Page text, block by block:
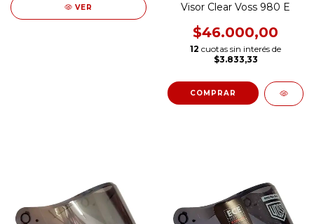
VER Visor Clear Voss 980 E
$46.000,00
12 cuotas sin interés de
$3.833,33